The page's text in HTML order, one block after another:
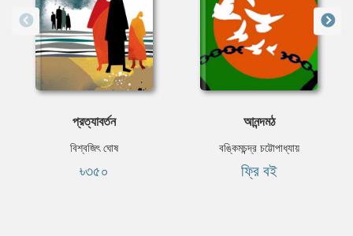
প্রত্যাবর্তন
বিশ্বজিৎ ঘোষ
৳৩৫০
আনন্দমঠ
বঙ্কিমচন্দ্র চট্টোপাধ্যায়
ফ্রি বই